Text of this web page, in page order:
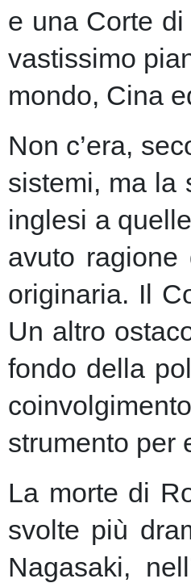
e una Corte
vastissimo
mondo, Cina
Non c’era,
sistemi, ma la
inglesi a
avuto
originaria. Il
Un altro
fondo della
strumento per
La morte di
svolte più
Nagasaki,